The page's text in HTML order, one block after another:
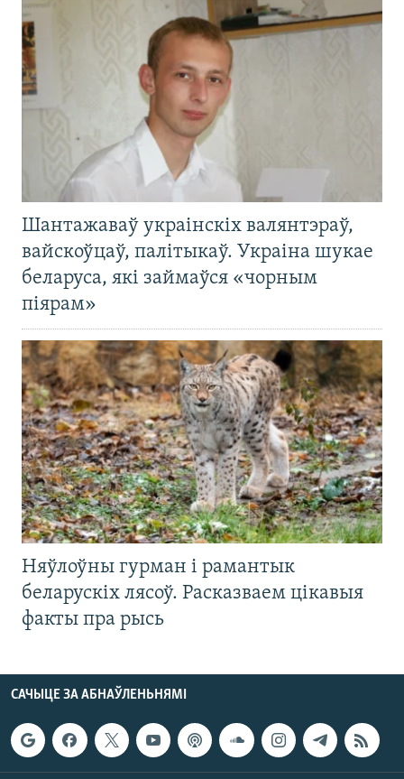
Шантажаваў украінскіх валянтэраў,
вайскоўцаў, палітыкаў. Украіна шукае
беларуса, які займаўся «чорным
піярам»
Няўлоўны гурман і рамантык
беларускіх лясоў. Расказваем цікавыя
факты пра рысь
САЧЫЦЕ ЗА АБНАЎЛЕНЬНЯМІ